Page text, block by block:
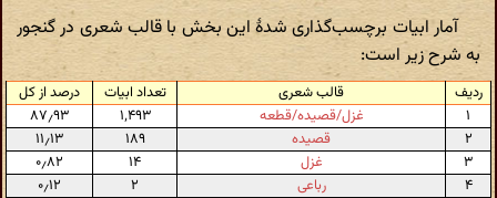
آمار ابیات برچسب‌گذاری شدهٔ این بخش با قالب شعری در گنجور
به شرح زیر است:
ردیف قالب شعری تعداد ابیات
درصد از کل
۱
غزل/قصیده/قطعه ۱٬۴۹۳
۸۷٫۹۳
۲
قصیده ۱۸۹
۱۱٫۱۳
۳
غزل ۱۴
۰٫۸۲
۴
رباعی ۲ ۰٫۱۲